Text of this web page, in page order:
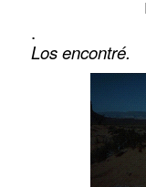
.
Los encontré.